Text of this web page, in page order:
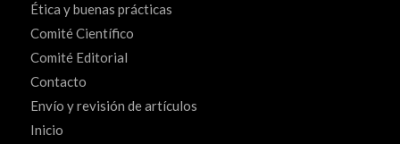
Ética y buenas prácticas
Comité Científico
Comité Editorial
Contacto
Envío y revisión de artículos
Inicio